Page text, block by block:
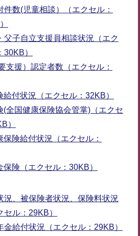
件数(児童相談）（エクセル：
父子自立支援員相談状況（エク
30KB）
支援）認定者数（エクセル：
給付状況（エクセル：32KB）
(全国健康保険協会管掌)（エクセ
）
保険給付状況（エクセル：
保険（エクセル：30KB）
況、被保険者状況、保険料状況
セル：29KB）
金給付状況（エクセル：29KB）